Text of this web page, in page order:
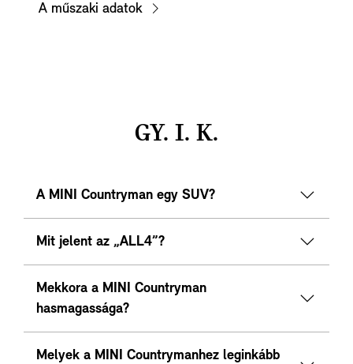
A műszaki adatok
GY. I. K.
A MINI Countryman egy SUV?
Mit jelent az „ALL4”?
Mekkora a MINI Countryman
hasmagassága?
Melyek a MINI Countrymanhez leginkább